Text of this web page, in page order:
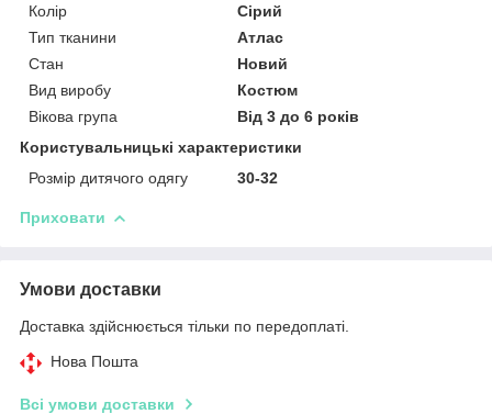
Колір
Сірий
Тип тканини
Атлас
Стан
Новий
Вид виробу
Костюм
Вікова група
Від 3 до 6 років
Користувальницькі характеристики
Розмір дитячого одягу
30-32
Приховати
Умови доставки
Доставка здійснюється тільки по передоплаті.
Нова Пошта
Всі умови доставки